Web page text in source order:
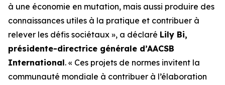
à une économie en mutation, mais aussi produire des
connaissances utiles à la pratique et contribuer à
relever les défis sociétaux », a déclaré Lily Bi,
présidente-directrice générale d’AACSB
International. « Ces projets de normes invitent la
communauté mondiale à contribuer à l’élaboration